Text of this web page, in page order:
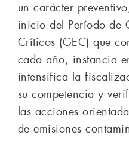
un carácter
inicio del Período de
Críticos (GEC) que
cada año, instancia
intensifica la
su competencia y
las acciones
de emisiones